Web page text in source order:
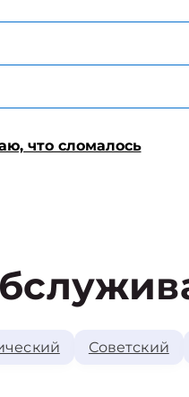
что сломалось
Советский